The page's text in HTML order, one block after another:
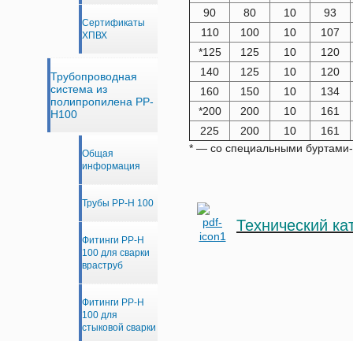
90
80 10
93
110
100 10
107
*125
125 10
120
140
125 10
120
160
150 10
134
*200
200 10
161
225
200 10
161
* — со специальными
Технический
Сертификаты
ХПВХ
Трубопроводная
система из
полипропилена PP-
H100
Общая
информация
Трубы PP-H 100
Фитинги PP-H
100 для сварки
враструб
Фитинги PP-H
100 для
стыковой сварки